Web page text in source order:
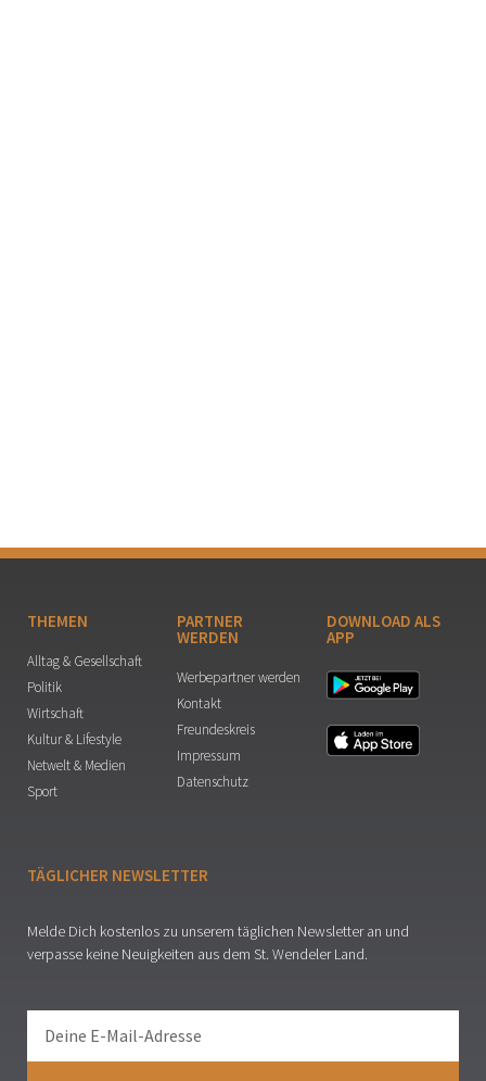
THEMEN
Alltag & Gesellschaft
Politik
Wirtschaft
Kultur & Lifestyle
Netwelt & Medien
Sport
PARTNER
WERDEN
Werbepartner werden
Kontakt
Freundeskreis
Impressum
Datenschutz
DOWNLOAD ALS
APP
TÄGLICHER NEWSLETTER
Melde Dich kostenlos zu unserem täglichen Newsletter an und
verpasse keine Neuigkeiten aus dem St. Wendeler Land.